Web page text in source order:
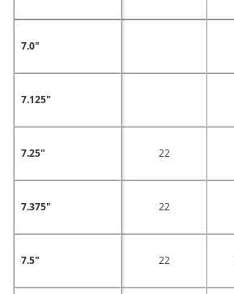
7.0"
7.125"
7.25" 22
7.375" 22
7.5" 22